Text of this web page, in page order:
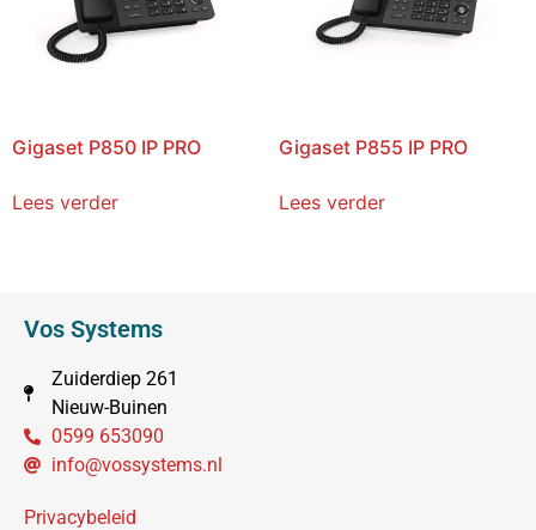
Gigaset P850 IP PRO
Lees verder
Gigaset P855 IP PRO
Lees verder
Vos Systems
Zuiderdiep 261
Nieuw-Buinen
0599 653090
info@vossystems.nl
Privacybeleid